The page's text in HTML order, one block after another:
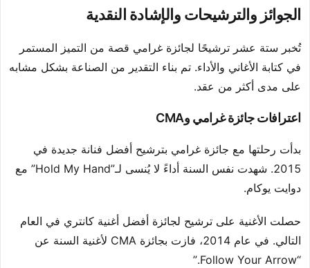
الجوائز والترشيحات والإشادة النقدية
تُخبر ستة عشر ترشيحًا لجائزة غرامي قصة من التميز المستمر
في كتابة الأغاني والأداء. تم بناء التقدير من الصناعة بشكل مشابه
على مدى أكثر من عقد.
اعترافات جائزة غرامي وCMA
بدأت رحلتها مع جائزة غرامي بترشيح أفضل فنانة جديدة في
2015. شهدت نفس السنة أداءً لا يُنسى لـ”Hold My Hand” مع
دوايت يوكام.
حصلت الأغنية على ترشيح لجائزة أفضل أغنية كانتري في العام
التالي. في عام 2014، فازت بجائزة CMA لأغنية السنة عن
“Follow Your Arrow.”